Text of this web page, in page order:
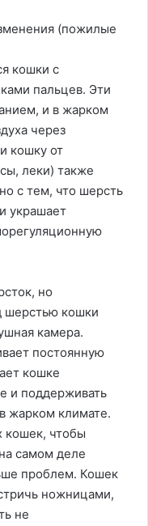
(пожилые
кошки с
пальцев. Эти
и в жарком
через
кошку от
леки) также
с тем, что шерсть
украшает
но
шерстью кошки
камера.
постоянную
кошке
и поддерживать
жарком климате.
кошек, чтобы
самом деле
проблем. Кошек
ножницами,
не